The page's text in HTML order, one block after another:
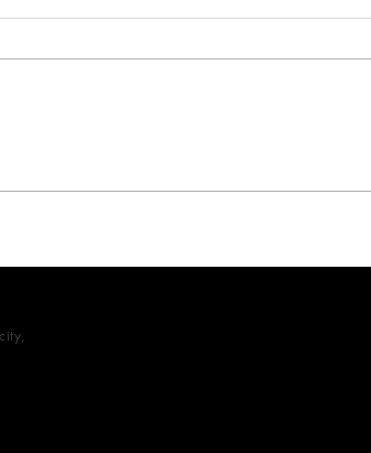
と店舗の雰囲気への影響